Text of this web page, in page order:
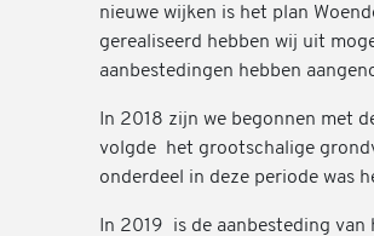
nieuwe wijken is het plan
gerealiseerd hebben wij uit
aanbestedingen hebben
In 2018 zijn we begonnen met
volgde het grootschalige
onderdeel in deze periode was
In 2019 is de aanbesteding